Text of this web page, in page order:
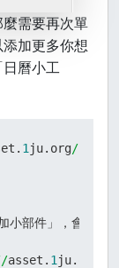
需要再次單
加更多你想
曆小工
1 ju.org/
部件」，會得到
asset. 1 ju.org